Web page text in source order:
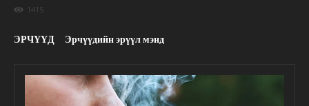
1415
ЭРЧҮҮД Эрчүүдийн эрүүл мэнд